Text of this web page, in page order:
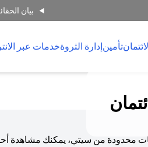
بيان
تأمينإدارة الثروةخدمات عبر
محدودة من سيتي، يمكنك مشاهدة